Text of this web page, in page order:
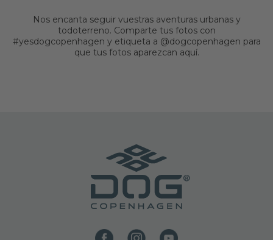
Nos encanta seguir vuestras aventuras urbanas y
todoterreno. Comparte tus fotos con
#yesdogcopenhagen y etiqueta a @dogcopenhagen para
que tus fotos aparezcan aquí.